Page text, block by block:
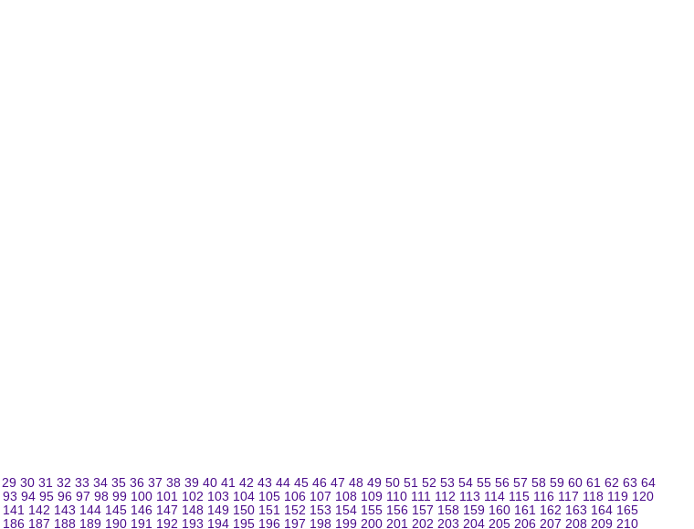
29 30 31 32 33 34 35 36 37 38 39 40 41 42 43 44 45 46 47 48 49 50 51 52 53 54 55 56 57 58 59 60 61 62 63 64
93 94 95 96 97 98 99 100 101 102 103 104 105 106 107 108 109 110 111 112 113 114 115 116 117 118 119 120
141 142 143 144 145 146 147 148 149 150 151 152 153 154 155 156 157 158 159 160 161 162 163 164 165
186 187 188 189 190 191 192 193 194 195 196 197 198 199 200 201 202 203 204 205 206 207 208 209 210